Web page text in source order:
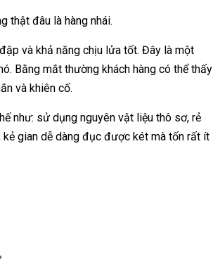
thật đâu là hàng nhái.
và khả năng chịu lửa tốt. Đây là một
Bằng mắt thường khách hàng có thể thấy
và khiên cố.
như: sử dụng nguyên vật liệu thô sơ, rẻ
kẻ gian dễ dàng đục được két mà tốn rất ít